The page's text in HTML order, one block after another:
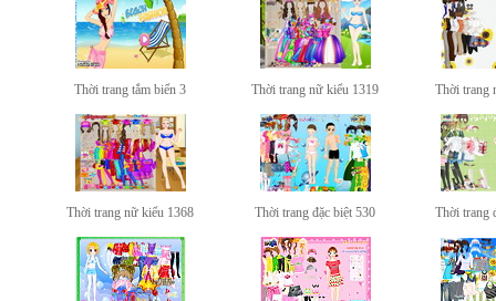
Thời trang tắm biển 3 Thời trang nữ kiểu 1319 Thời trang
Thời trang nữ kiểu 1368 Thời trang đặc biệt 530 Thời trang